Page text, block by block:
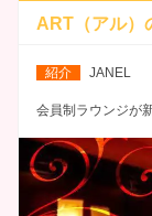
ART（アル）
紹介 JANEL
会員制ラウンジが